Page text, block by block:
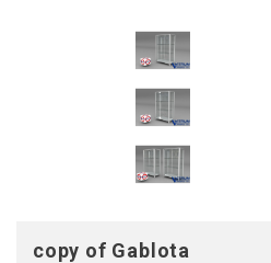
copy of Gablota